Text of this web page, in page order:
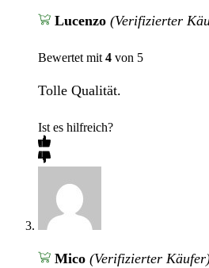
Lucenzo (Verifizierter
Bewertet mit 4 von 5
Tolle Qualität.
Ist es hilfreich?
Mico (Verifizierter